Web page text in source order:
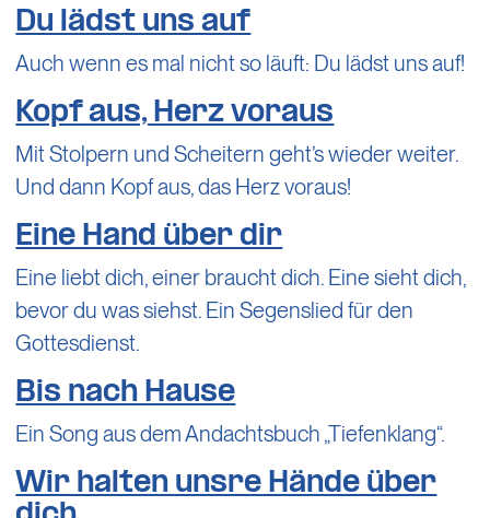
Du lädst uns auf
Auch wenn es mal nicht so läuft: Du lädst uns auf!
Kopf aus, Herz voraus
Mit Stolpern und Scheitern geht’s wieder weiter.
Und dann Kopf aus, das Herz voraus!
Eine Hand über dir
Eine liebt dich, einer braucht dich. Eine sieht dich,
bevor du was siehst. Ein Segenslied für den
Gottesdienst.
Bis nach Hause
Ein Song aus dem Andachtsbuch „Tiefenklang“.
Wir halten unsre Hände über